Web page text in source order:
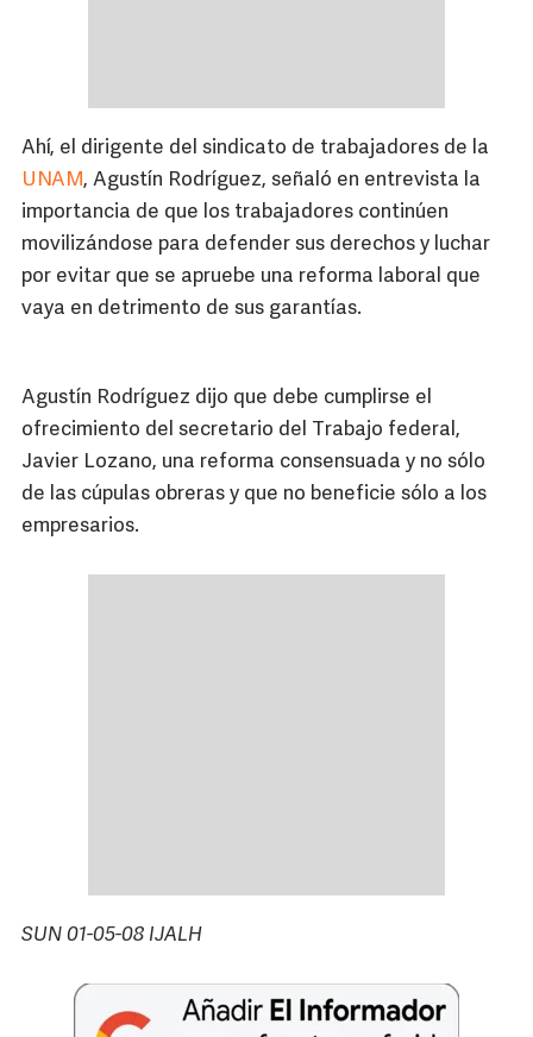
Ahí, el dirigente del sindicato de trabajadores de la
UNAM, Agustín Rodríguez, señaló en entrevista la
importancia de que los trabajadores continúen
movilizándose para defender sus derechos y luchar
por evitar que se apruebe una reforma laboral que
vaya en detrimento de sus garantías.
Agustín Rodríguez dijo que debe cumplirse el
ofrecimiento del secretario del Trabajo federal,
Javier Lozano, una reforma consensuada y no sólo
de las cúpulas obreras y que no beneficie sólo a los
empresarios.
SUN 01-05-08 IJALH